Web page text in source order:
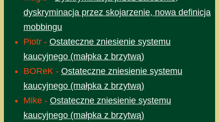
dyskryminacja przez skojarzenie, nowa definicja
mobbingu
Piotr - Ostateczne zniesienie systemu
kaucyjnego (małpka z brzytwą)
BOReK - Ostateczne zniesienie systemu
kaucyjnego (małpka z brzytwą)
Mike - Ostateczne zniesienie systemu
kaucyjnego (małpka z brzytwą)